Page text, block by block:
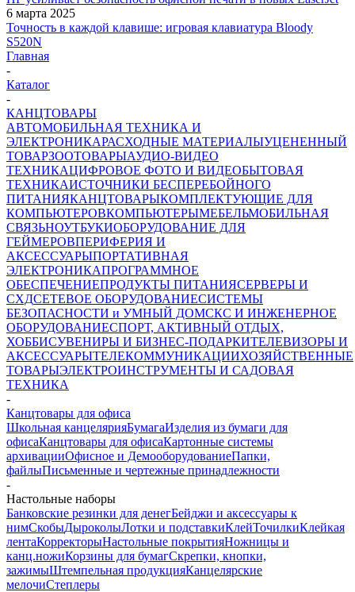
6 марта 2025
Точность в каждой клавише: игровая клавиатура Bloody
S520N
Главная
-
Каталог
-
КАНЦТОВАРЫ
АВТОМОБИЛЬНАЯ ТЕХНИКА И
ЭЛЕКТРОНИКАРАСХОДНЫЕ МАТЕРИАЛЫУЦЕНЕННЫЙ
ТОВАРЗООТОВАРЫАУДИО-ВИДЕО
ТЕХНИКАЦИФРОВОЕ ФОТО И ВИДЕОБЫТОВАЯ
ТЕХНИКАИСТОЧНИКИ БЕСПЕРЕБОЙНОГО
ПИТАНИЯКАНЦТОВАРЫКОМПЛЕКТУЮЩИЕ ДЛЯ
КОМПЬЮТЕРОВКОМПЬЮТЕРЫМЕБЕЛЬМОБИЛЬНАЯ
СВЯЗЬНОУТБУКИОБОРУДОВАНИЕ ДЛЯ
ГЕЙМЕРОВПЕРИФЕРИЯ И
АКСЕССУАРЫПОРТАТИВНАЯ
ЭЛЕКТРОНИКАПРОГРАММНОЕ
ОБЕСПЕЧЕНИЕПРОДУКТЫ ПИТАНИЯСЕРВЕРЫ И
СХДСЕТЕВОЕ ОБОРУДОВАНИЕСИСТЕМЫ
БЕЗОПАСНОСТИ и УМНЫЙ ДОМСКС И ИНЖЕНЕРНОЕ
ОБОРУДОВАНИЕСПОРТ, АКТИВНЫЙ ОТДЫХ,
ХОББИСУВЕНИРЫ И БИЗНЕС-ПОДАРКИТЕЛЕВИЗОРЫ И
АКСЕССУАРЫТЕЛЕКОММУНИКАЦИИХОЗЯЙСТВЕННЫЕ
ТОВАРЫЭЛЕКТРОИНСТРУМЕНТЫ И САДОВАЯ
ТЕХНИКА
-
Канцтовары для офиса
Школьная канцелярияБумагаИзделия из бумаги для
офисаКанцтовары для офисаКартонные системы
архивацииОфисное и ДемооборудованиеПапки,
файлыПисьменные и чертежные принадлежности
-
Настольные наборы
Банковские резинки для денегБейджи и аксесcуары к
нимСкобыДыроколыЛотки и подставкиКлейТочилкиКлейкая
лентаКорректорыНастольные покрытияНожницы и
канц.ножиКорзины для бумагСкрепки, кнопки,
зажимыШтемпельная продукцияКанцелярские
мелочиСтеплеры